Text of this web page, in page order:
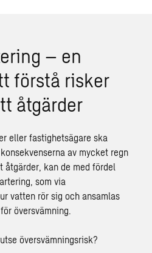
– en
förstå risker
åtgärder
eller fastighetsägare ska
av mycket regn
kan de med fördel
, som via
vatten rör sig och ansamlas
föröversvämning.
översvämningsrisk?